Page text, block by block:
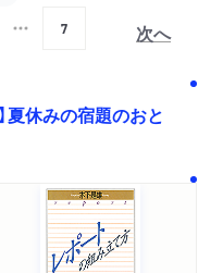
7 次へ
休みの宿題のおと